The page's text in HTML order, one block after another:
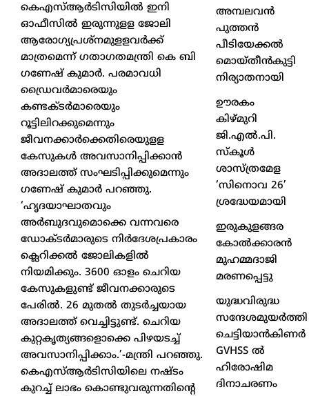
കെഎസ്ആര്‍ടിസിയില്‍ ഇനി
ഓഫീസില്‍ ഇരുന്നുളള ജോലി
ആരോഗ്യപ്രശ്‌നമുളളവര്‍ക്ക്
മാത്രമെന്ന് ഗതാഗതമന്ത്രി കെ ബി
ഗണേഷ് കുമാര്‍. പരമാവധി
ഡ്രൈവര്‍മാരെയും
കണ്ടക്ടര്‍മാരെയും
റൂട്ടിലിറക്കുമെന്നും
ജീവനക്കാര്‍ക്കെതിരെയുളള
കേസുകള്‍ അവസാനിപ്പിക്കാന്‍
അദാലത്ത് സംഘടിപ്പിക്കുമെന്നും
ഗണേഷ് കുമാര്‍ പറഞ്ഞു.
‘ഹൃദയാഘാതവും
അര്‍ബുദവുമൊക്കെ വന്നവരെ
ഡോക്ടര്‍മാരുടെ നിര്‍ദേശപ്രകാരം
ക്ലെറിക്കല്‍ ജോലികളില്‍
നിയമിക്കും. 3600 ഓളം ചെറിയ
കേസുകളുണ്ട് ജീവനക്കാരുടെ
പേരില്‍. 26 മുതല്‍ തുടര്‍ച്ചയായ
അദാലത്ത് വെച്ചിട്ടുണ്ട്. ചെറിയ
കുറ്റകൃത്യങ്ങളൊക്കെ പിഴയടച്ച്
അവസാനിപ്പിക്കാം.’-മന്ത്രി പറഞ്ഞു.
കെഎസ്ആര്‍ടിസിയിലെ നഷ്ടം
കുറച്ച് ലാഭം കൊണ്ടുവരുന്നതിന്റെ
അമ്പലവൻ
പുത്തൻ
പീടിയേക്കൽ
മൊയ്തീൻകുട്ടി
നിര്യാതനായി
ഊരകം
കിഴ്മുറി
ജി.എൽ.പി.
സ്കൂൾ
ശാസ്ത്രമേള
‘സിനൊവ 26’
ശ്രദ്ധേയമായി
ഇരുകുളങ്ങര
കോൽക്കാരൻ
മുഹമ്മദാജി
മരണപ്പെട്ടു
യുദ്ധവിരുദ്ധ
സന്ദേശമുയർത്തി
ചെട്ടിയാൻകിണർ
GVHSS ൽ
ഹിരോഷിമ
ദിനാചരണം